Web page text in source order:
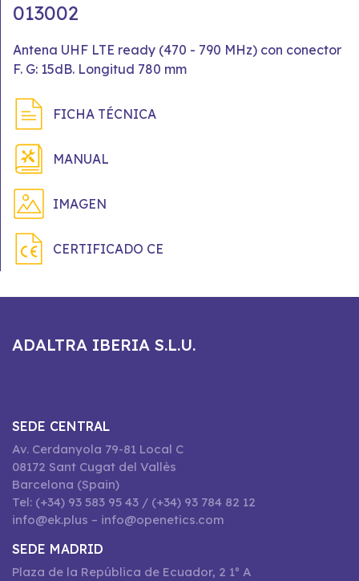
013002
Antena UHF LTE ready (470 - 790 MHz) con conector
F. G: 15dB. Longitud 780 mm
FICHA TÉCNICA
MANUAL
IMAGEN
CERTIFICADO CE
ADALTRA IBERIA S.L.U.
SEDE CENTRAL
Av. Cerdanyola 79-81 Local C
08172 Sant Cugat del Vallès
Barcelona (Spain)
Tel: (+34) 93 583 95 43 / (+34) 93 784 82 12
info@ek.plus – info@openetics.com
SEDE MADRID
Plaza de la República de Ecuador, 2 1º A